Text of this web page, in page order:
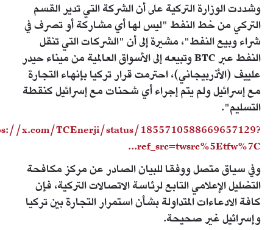
وشددت الوزارة التركية على أن الشركة التي تدير القسم
التركي من خط النفط "ليس لها أي مشاركة أو تصرف في
شراء وبيع النفط"، مشيرة إلى أن "الشركات التي تنقل
النفط عبر BTC وتبيعه إلى الأسواق العالمية من ميناء حيدر
علييف (الأذربيجاني)، احترمت قرار تركيا بإنهاء التجارة
مع إسرائيل ولم يتم إجراء أي شحنات مع إسرائيل كنقطة
التسليم".
x.com/TCEnerji/status/1855710588669657129?
ref_src=twsrc%5Etfw%7C...
وفي سياق متصل ووفقا للبيان الصادر عن مركز مكافحة
التضليل الإعلامي التابع لرئاسة الاتصالات التركية، فإن
كافة الادعاءات المتداولة بشأن استمرار التجارة بين تركيا
وإسرائيل غير صحيحة.